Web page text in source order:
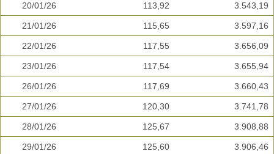
20/01/26 113,92 3.543,19
21/01/26 115,65 3.597,16
22/01/26 117,55 3.656,09
23/01/26 117,54 3.655,94
26/01/26 117,69 3.660,43
27/01/26 120,30 3.741,78
28/01/26 125,67 3.908,88
29/01/26 125,60 3.906,46